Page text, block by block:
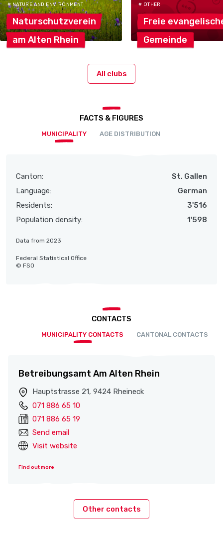
# NATURE AND ENVIRONMENT
Naturschutzverein
am Alten Rhein
# OTHER
Freie
Gemeinde
All clubs
FACTS & FIGURES
MUNICIPALITY AGE DISTRIBUTION
Canton:
St. Gallen
Language:
German
Residents:
3'516
Population density:
1'598
Data from 2023
Federal Statistical Office
© FSO
CONTACTS
MUNICIPALITY CONTACTS CANTONAL CONTACTS
Betreibungsamt Am Alten Rhein
Hauptstrasse 21, 9424 Rheineck
071 886 65 10
071 886 65 19
Send email
Visit website
Find out more
Other contacts